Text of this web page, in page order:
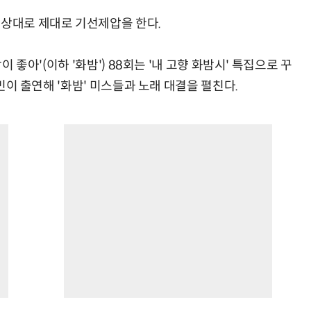
대로 제대로 기선제압을 한다.
좋아'(이하 '화밤') 88회는 '내 고향 화밤시' 특집으로 꾸
이 출연해 '화밤' 미스들과 노래 대결을 펼친다.